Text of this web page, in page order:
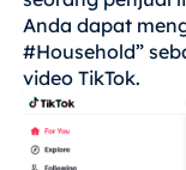
Anda dapat
#Household”
video TikTok.